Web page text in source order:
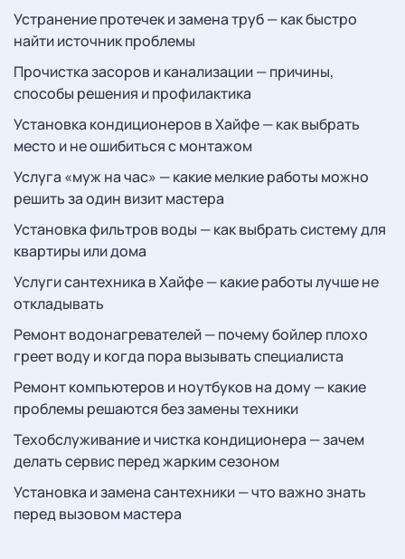
Устранение протечек и замена труб — как быстро
найти источник проблемы
Прочистка засоров и канализации — причины,
способы решения и профилактика
Установка кондиционеров в Хайфе — как выбрать
место и не ошибиться с монтажом
Услуга «муж на час» — какие мелкие работы можно
решить за один визит мастера
Установка фильтров воды — как выбрать систему для
квартиры или дома
Услуги сантехника в Хайфе — какие работы лучше не
откладывать
Ремонт водонагревателей — почему бойлер плохо
греет воду и когда пора вызывать специалиста
Ремонт компьютеров и ноутбуков на дому — какие
проблемы решаются без замены техники
Техобслуживание и чистка кондиционера — зачем
делать сервис перед жарким сезоном
Установка и замена сантехники — что важно знать
перед вызовом мастера